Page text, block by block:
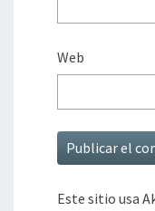
Web
Este sitio usa